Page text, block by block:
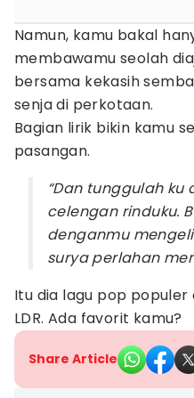
Namun, kamu bakal
membawamu seolah
bersama kekasih
senja di perkotaan.
Bagian lirik bikin kamu
pasangan.
“Dan tunggulah ku
celengan rinduku.
denganmu
surya perlahan
Itu dia lagu pop
LDR. Ada favorit kamu?
Share Article